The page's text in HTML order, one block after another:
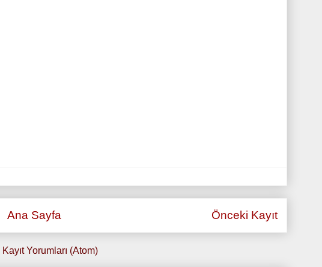
Önceki Kayıt
Ana Sayfa
Kayıt Yorumları (Atom)